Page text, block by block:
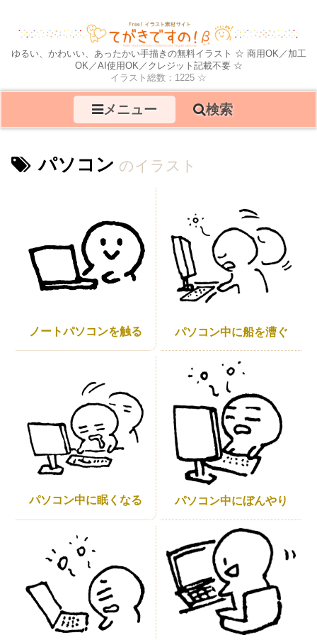
ゆるい、かわいい、あったかい手描きの無料イラスト ☆ 商用OK／加工
OK／AI使用OK／クレジット記載不要 ☆
イラスト総数：1225 ☆
メニュー 検索
パソコン
ノートパソコンを触る パソコン中に船を漕ぐ
パソコン中に眠くなる パソコン中にぼんやり